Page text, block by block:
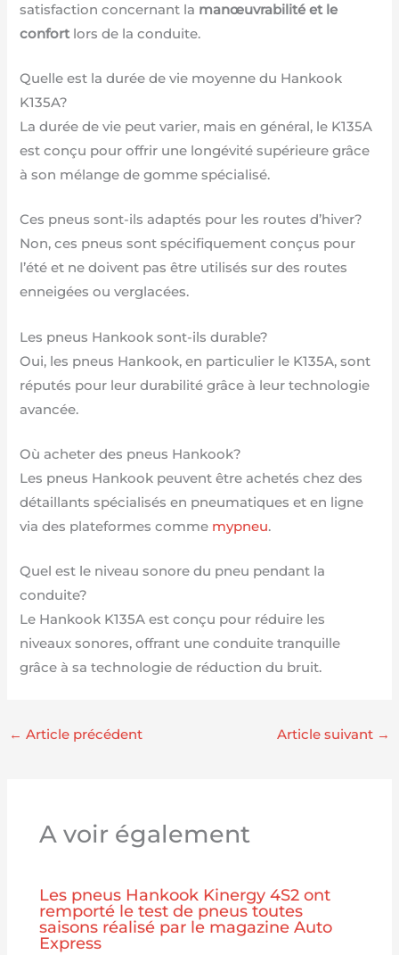
satisfaction concernant la manœuvrabilité et le
confort lors de la conduite.
Quelle est la durée de vie moyenne du Hankook
K135A?
La durée de vie peut varier, mais en général, le K135A
est conçu pour offrir une longévité supérieure grâce
à son mélange de gomme spécialisé.
Ces pneus sont-ils adaptés pour les routes d’hiver?
Non, ces pneus sont spécifiquement conçus pour
l’été et ne doivent pas être utilisés sur des routes
enneigées ou verglacées.
Les pneus Hankook sont-ils durable?
Oui, les pneus Hankook, en particulier le K135A, sont
réputés pour leur durabilité grâce à leur technologie
avancée.
Où acheter des pneus Hankook?
Les pneus Hankook peuvent être achetés chez des
détaillants spécialisés en pneumatiques et en ligne
via des plateformes comme mypneu.
Quel est le niveau sonore du pneu pendant la
conduite?
Le Hankook K135A est conçu pour réduire les
niveaux sonores, offrant une conduite tranquille
grâce à sa technologie de réduction du bruit.
← Article précédent Article suivant →
A voir également
Les pneus Hankook Kinergy 4S2 ont
remporté le test de pneus toutes
saisons réalisé par le magazine Auto
Express